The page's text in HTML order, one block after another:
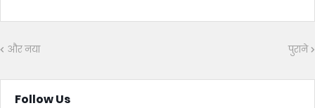
और नया पुराने
Follow Us